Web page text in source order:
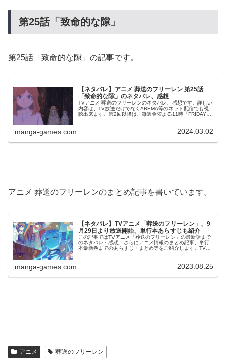
第25話「致命的な隙」
第25話「致命的な隙」の記事です。
【ネタバレ】アニメ 葬送のフリーレン 第25話
「致命的な隙」のネタバレ、感想
TVアニメ 葬送のフリーレンのネタバレ、感想です。詳しい
内容は、TV放送だけでなくABEMA等のネット配信でも視
聴出来ます。第2回以降は、毎週金曜よる11時「FRIDAY
manga-games.com 2024.03.02
アニメ 葬送のフリーレンのまとめ記事を書いています。
【ネタバレ】TVアニメ「葬送のフリーレン」、9
月29日より放送開始、単行本あらすじも紹介
この記事ではTVアニメ「葬送のフリーレン」の最新話まで
のネタバレ・感想、さらにアニメ情報のまとめ記事、単行
本最新巻までのあらすじ・まとめ等をご紹介します。TVア
manga-games.com 2023.08.25
アニメ 葬送のフリーレン